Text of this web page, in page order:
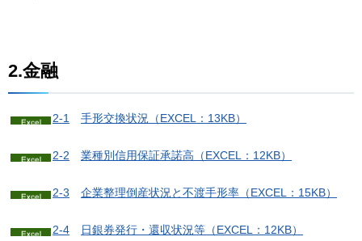
2.金融
2-1 手形交換状況（EXCEL：13KB）
2-2 業種別信用保証承諾高（EXCEL：12KB）
2-3 企業整理倒産状況と不渡手形率（EXCEL：15KB）
2-4 日銀券発行・還収状況等（EXCEL：12KB）